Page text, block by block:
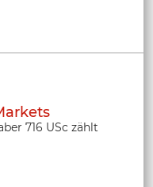
716 USc zählt